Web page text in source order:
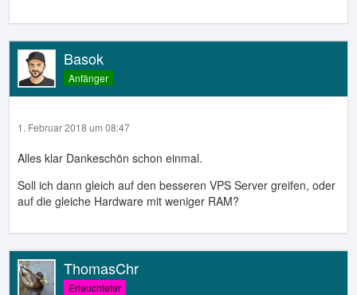
Basok
Anfänger
1. Februar 2018 um 08:47
Alles klar Dankeschön schon einmal.
Soll ich dann gleich auf den besseren VPS Server greifen, oder
auf die gleiche Hardware mit weniger RAM?
ThomasChr
Erleuchteter